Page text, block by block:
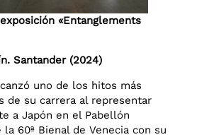
«Entanglements
Santander (2024)
uno de los hitos más
de su carrera al representar
a Japón en el Pabellón
la 60ª Bienal de Venecia con su